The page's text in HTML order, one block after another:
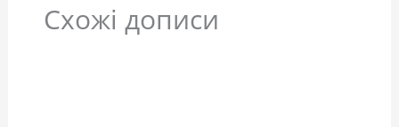
Схожі дописи